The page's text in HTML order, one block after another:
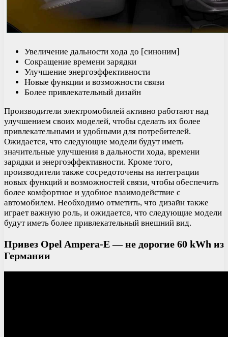
Увеличение дальности хода до [синоним]
Сокращение времени зарядки
Улучшение энергоэффективности
Новые функции и возможности связи
Более привлекательный дизайн
Производители электромобилей активно работают над
улучшением своих моделей, чтобы сделать их более
привлекательными и удобными для потребителей.
Ожидается, что следующие модели будут иметь
значительные улучшения в дальности хода, времени
зарядки и энергоэффективности. Кроме того,
производители также сосредоточены на интеграции
новых функций и возможностей связи, чтобы обеспечить
более комфортное и удобное взаимодействие с
автомобилем. Необходимо отметить, что дизайн также
играет важную роль, и ожидается, что следующие модели
будут иметь более привлекательный внешний вид.
Привез Opel Ampera-E — не дорогие 60 kWh из
Германии